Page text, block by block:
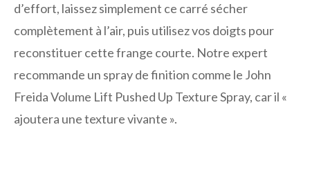
d’effort, laissez simplement ce carré sécher
complètement à l’air, puis utilisez vos doigts pour
reconstituer cette frange courte. Notre expert
recommande un spray de finition comme le John
Freida Volume Lift Pushed Up Texture Spray, car il «
ajoutera une texture vivante ».